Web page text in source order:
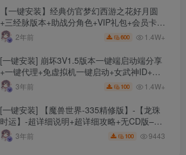
【一键安装】经典仿官梦幻西游之花好月圆
+三经脉版本+助战分角色+VIP礼包+会员卡
+剧情活动+视频搭建及其他修改资料
2年前 600 1.4W+
[一键安装] 崩坏3V1.5版本一键端启动端分享
+一键代理+免虚拟机一键启动+女武神ID+详
细指令+极简一键修改
3年前 100 1.4W+
[一键安装] 【魔兽世界-335精修版】-【龙珠
时运】-超详细说明+超详细攻略+无CD版–精
修版本-站长推荐+站长亲测
3年前 100 9443